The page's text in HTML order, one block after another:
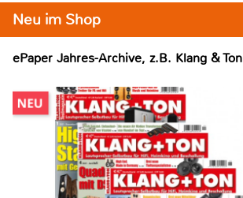
Neu im Shop
ePaper Jahres-Archive, z.B. Klang & Ton